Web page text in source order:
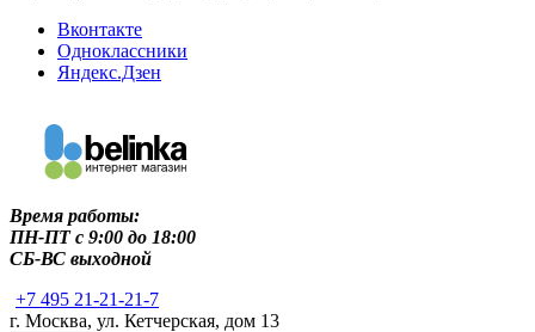
Вконтакте
Одноклассники
Яндекс.Дзен
Время работы:
ПН-ПТ c 9:00 до 18:00
СБ-ВС выходной
+7 495 21-21-21-7
г. Москва, ул. Кетчерская, дом 13